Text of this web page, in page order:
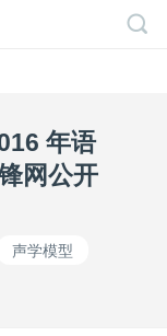
年语
网公开
声学模型